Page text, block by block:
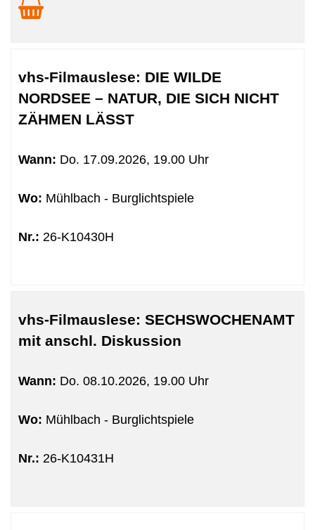
vhs-Filmauslese: DIE WILDE
NORDSEE – NATUR, DIE SICH NICHT
ZÄHMEN LÄSST
Wann: Do. 17.09.2026, 19.00 Uhr
Wo: Mühlbach - Burglichtspiele
Nr.: 26-K10430H
vhs-Filmauslese: SECHSWOCHENAMT
mit anschl. Diskussion
Wann: Do. 08.10.2026, 19.00 Uhr
Wo: Mühlbach - Burglichtspiele
Nr.: 26-K10431H